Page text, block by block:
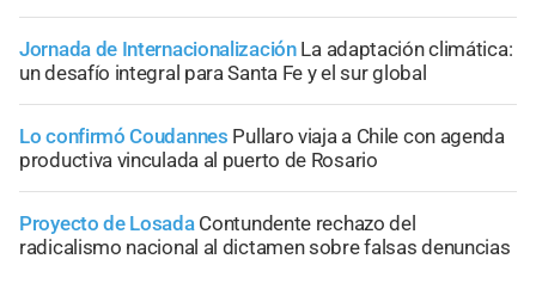
Jornada de Internacionalización La adaptación climática:
un desafío integral para Santa Fe y el sur global
Lo confirmó Coudannes Pullaro viaja a Chile con agenda
productiva vinculada al puerto de Rosario
Proyecto de Losada Contundente rechazo del
radicalismo nacional al dictamen sobre falsas denuncias